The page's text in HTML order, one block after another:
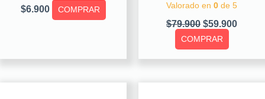
$6.900 COMPRAR
Valorado en 0 de 5
$79.900 $59.900
COMPRAR